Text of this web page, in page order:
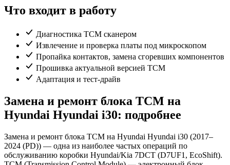
Что входит в работу
Диагностика TCM сканером
Извлечение и проверка платы под микроскопом
Пропайка контактов, замена сгоревших компонентов
Прошивка актуальной версией TCM
Адаптация и тест-драйв
Замена и ремонт блока TCM на
Hyundai Hyundai i30: подробнее
Замена и ремонт блока TCM на Hyundai Hyundai i30 (2017–
2024 (PD)) — одна из наиболее частых операций по
обслуживанию коробки Hyundai/Kia 7DCT (D7UF1, EcoShift).